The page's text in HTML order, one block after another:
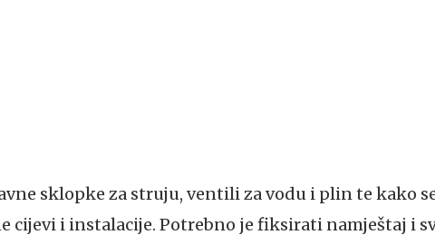
sklopke za struju, ventili za vodu i plin te kako
cijevi i instalacije. Potrebno je fiksirati namještaj i